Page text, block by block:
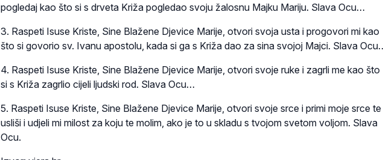
pogledaj kao što si s drveta Križa pogledao svoju žalosnu Majku Mariju. Slava Ocu…
3. Raspeti Isuse Kriste, Sine Blažene Djevice Marije, otvori svoja usta i progovori mi kao
što si govorio sv. Ivanu apostolu, kada si ga s Križa dao za sina svojoj Majci. Slava
4. Raspeti Isuse Kriste, Sine Blažene Djevice Marije, otvori svoje ruke i zagrli me kao što
si s Križa zagrlio cijeli ljudski rod. Slava Ocu…
5. Raspeti Isuse Kriste, Sine Blažene Djevice Marije, otvori svoje srce i primi moje srce te
usliši i udjeli mi milost za koju te molim, ako je to u skladu s tvojom svetom voljom. Slava
Ocu.